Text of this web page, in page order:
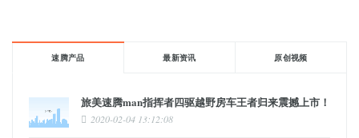
速腾产品 最新资讯 原创视频
旅美速腾man指挥者四驱越野房车王者归来震撼上市！
2020-02-04 13:12:08